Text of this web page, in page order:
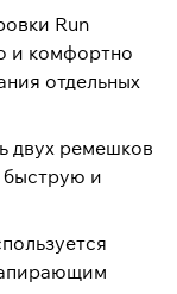
Run
и комфортно
отдельных
двух ремешков
быструю и